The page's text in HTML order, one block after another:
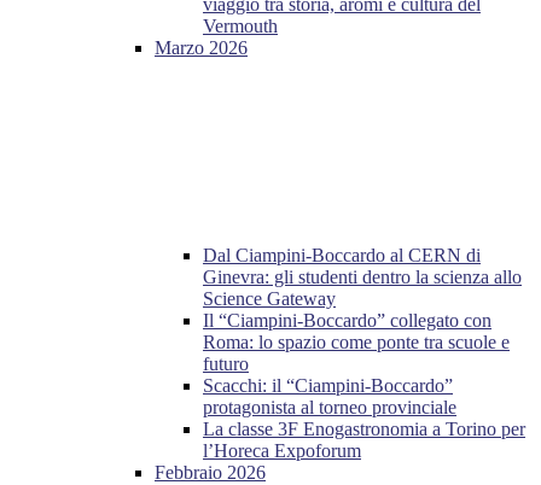
viaggio tra storia, aromi e cultura del
Vermouth
Marzo 2026
Dal Ciampini-Boccardo al CERN di
Ginevra: gli studenti dentro la scienza allo
Science Gateway
Il “Ciampini-Boccardo” collegato con
Roma: lo spazio come ponte tra scuole e
futuro
Scacchi: il “Ciampini-Boccardo”
protagonista al torneo provinciale
La classe 3F Enogastronomia a Torino per
l’Horeca Expoforum
Febbraio 2026